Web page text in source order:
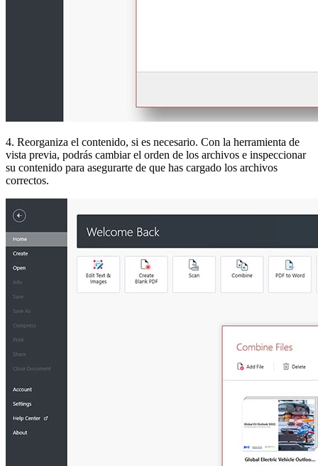
4. Reorganiza el contenido, si es necesario. Con la herramienta de
vista previa, podrás cambiar el orden de los archivos e inspeccionar
su contenido para asegurarte de que has cargado los archivos
correctos.